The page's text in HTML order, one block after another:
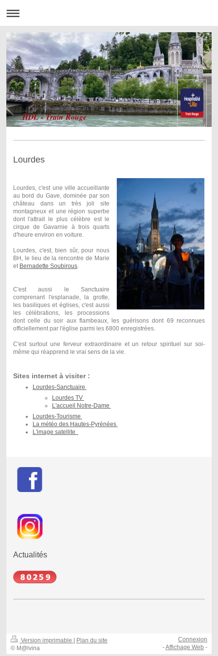
HDL - Train Rouge
Lourdes
Lourdes, c'est une ville accueillante
au bord du Gave, dominée par son
château dans un très joli site
montagneux et une région superbe
dont l'attrait le plus célèbre est le
cirque de Gavarnie à trois quarts
d'heure environ en voiture.
Lourdes, c'est, bien sûr, pour nous
BH, le lieu de la rencontre de Marie
et Bernadette Soubirous.
C'est aussi le Sanctuaire
comprenant l'esplanade, la grotte,
les basiliques et églises, c'est aussi
les célébrations, les processions
dont celle du soir aux flambeaux, les guérisons dont 69 reconnues
officiellement par l'église parmi les 6800 enregistrées.
C'est surtout une ferveur extraordinaire et un retour spirituel sur soi-
même qui réapprend le vrai sens de la vie.
Sites internet à visiter :
Lourdes-Sanctuaire
Lourdes TV
L'accueil Notre-Dame
Lourdes-Tourisme
La météo des Hautes-Pyrénées
L'image satellite
Actualités
Version imprimable
Plan du site
© M@lvina
Connexion
-Affichage Web -